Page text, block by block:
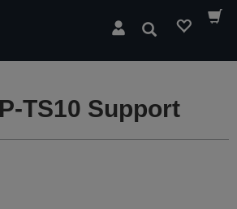
Hledat
TS10 Support